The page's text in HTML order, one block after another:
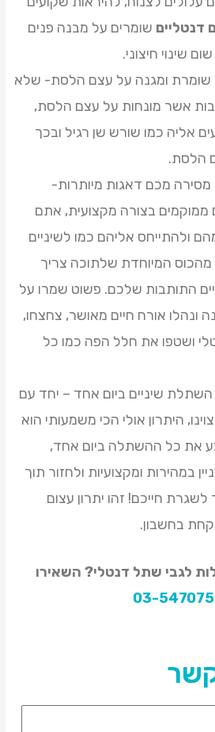
דנטליים שומרים על מבנה פנים
שינוי חיצוני.
שומרת ומגנה על עצם הלסת- שלא
אשר מונחות על עצם הלסת,
אליה כמו שורש שן רגיל ובכך
הלסת.
מכם דאגות מיותרות-
בצורה מקצועית, אתם
ולהתייחס אליהם כמו לשיניים
מהכוס המיוחדת שלתוכה צריך
התותבות שלכם. פשוט שמרו על
ונהלו אורח חיים מאושר, צחצחו,
ושטפו את חלל הפה כמו כל
השתלת שיניים ביום אחד – יחד עם
היתרון אולי הכי משמעותי הוא
את כל ההשתלה ביום אחד,
במהירות ומקצועיות ולחזור תוך
חייכם! זהו יתרון עצום
בחשבון.
לגבי שתל דנטלי? השאירו
03-